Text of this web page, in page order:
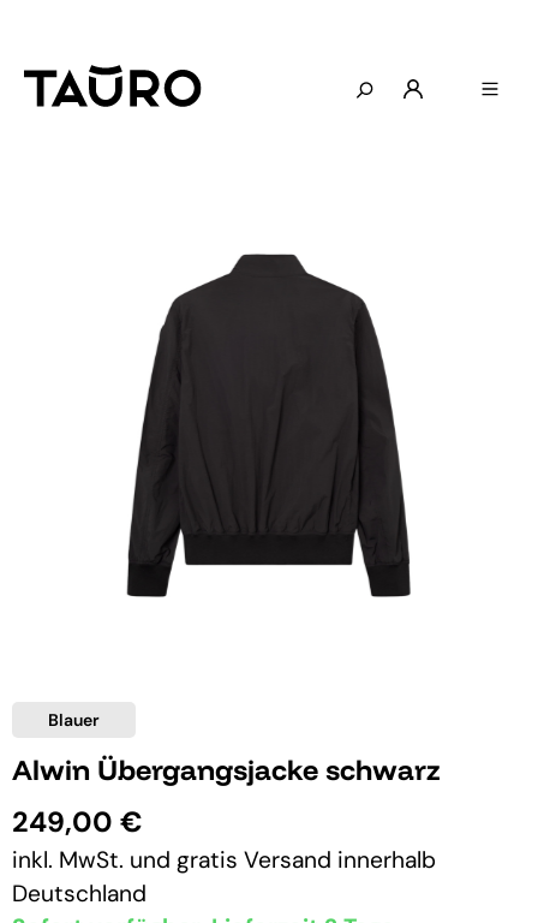
Blauer
Alwin Übergangsjacke schwarz
249,00 €
inkl. MwSt. und gratis Versand innerhalb
Deutschland